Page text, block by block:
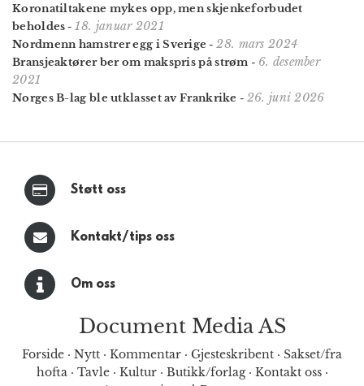
Koronatiltakene mykes opp, men skjenke­forbudet
beholdes -18. januar 2021
Nordmenn hamstrer egg i Sverige -28. mars 2024
Bransjeaktører ber om makspris på strøm - 6. desember
2021
Norges B-lag ble utklasset av Frankrike - 26. juni 2026
Støtt oss
Kontakt/tips oss
Om oss
Document Media AS
Forside · Nytt · Kommentar · Gjesteskribent · Sakset/fra
hofta · Tavle· Kultur· Butikk/forlag· Kontakt oss·